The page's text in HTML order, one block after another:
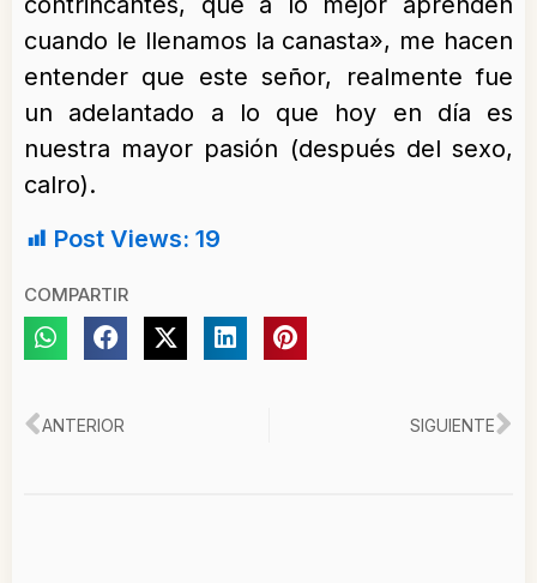
cuando le llenamos la canasta», me hacen
entender que este señor, realmente fue
un adelantado a lo que hoy en día es
nuestra mayor pasión (después del sexo,
calro).
Post Views: 19
COMPARTIR
Ant
ANTERIOR SIGUIENTE